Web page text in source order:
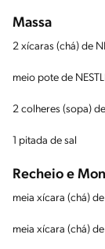
Massa
2 xícaras (chá) de
meio pote de
2 colheres (sopa)
1 pitada de sal
Recheio e
meia xícara (chá)
meia xícara (chá)